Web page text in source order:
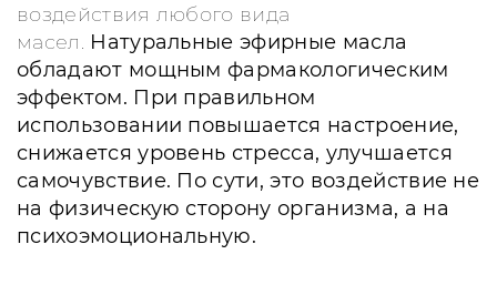
воздействия любого вида
масел. Натуральные эфирные масла
обладают мощным фармакологическим
эффектом. При правильном
использовании повышается настроение,
снижается уровень стресса, улучшается
самочувствие. По сути, это воздействие не
на физическую сторону организма, а на
психоэмоциональную.